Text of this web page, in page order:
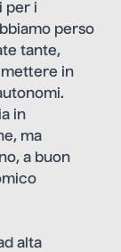
per i
perso
tante,
in
in
ma
a buon
alta